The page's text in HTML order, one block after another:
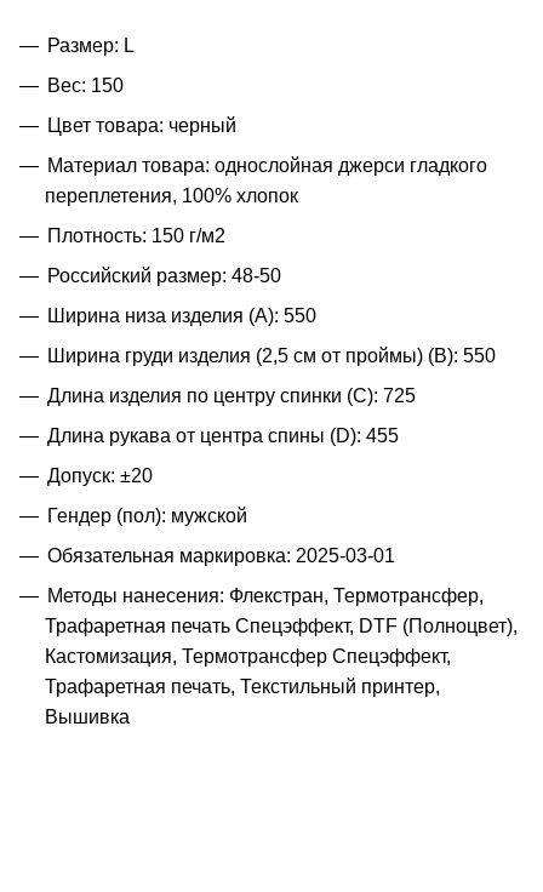
Размер: L
Вес: 150
Цвет товара: черный
Материал товара: однослойная джерси гладкого
переплетения, 100% хлопок
Плотность: 150 г/м2
Российский размер: 48-50
Ширина низа изделия (A): 550
Ширина груди изделия (2,5 см от проймы) (B): 550
Длина изделия по центру спинки (C): 725
Длина рукава от центра спины (D): 455
Допуск: ±20
Гендер (пол): мужской
Обязательная маркировка: 2025-03-01
Методы нанесения: Флекстран, Термотрансфер,
Трафаретная печать Спецэффект, DTF (Полноцвет),
Кастомизация, Термотрансфер Спецэффект,
Трафаретная печать, Текстильный принтер,
Вышивка